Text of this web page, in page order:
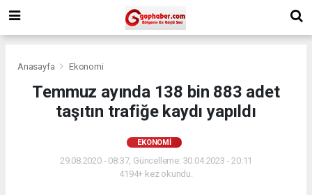
Anasayfa Ekonomi
Temmuz ayında 138 bin 883 adet
taşıtın trafiğe kaydı yapıldı
EKONOMI
29.08.2020 - 08:37, Güncelleme: 30.04.2023 - 20:11
4194+ kez okundu.